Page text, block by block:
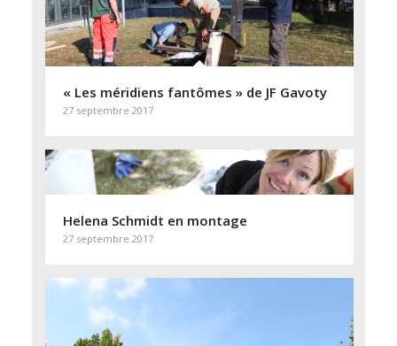
« Les méridiens fantômes » de JF Gavoty
27 septembre 2017
Helena Schmidt en montage
27 septembre 2017